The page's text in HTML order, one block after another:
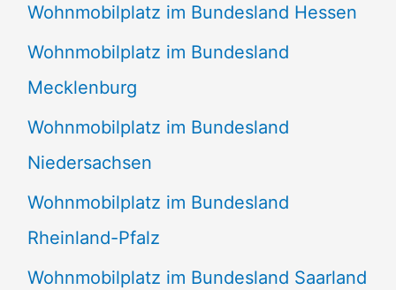
Wohnmobilplatz im Bundesland Hessen
Wohnmobilplatz im Bundesland
Mecklenburg
Wohnmobilplatz im Bundesland
Niedersachsen
Wohnmobilplatz im Bundesland
Rheinland-Pfalz
Wohnmobilplatz im Bundesland Saarland